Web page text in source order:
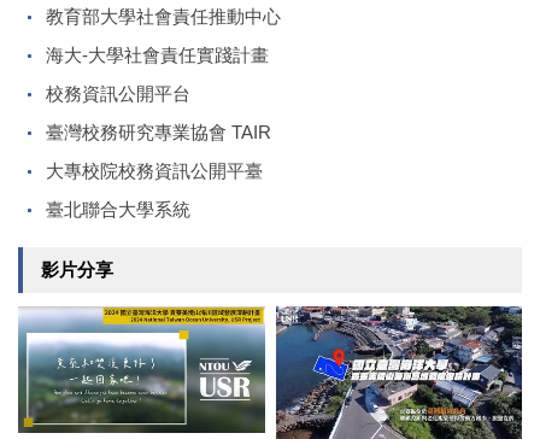
教育部大學社會責任推動中心
海大-大學社會責任實踐計畫
校務資訊公開平台
臺灣校務研究專業協會 TAIR
大專校院校務資訊公開平臺
臺北聯合大學系統
影片分享